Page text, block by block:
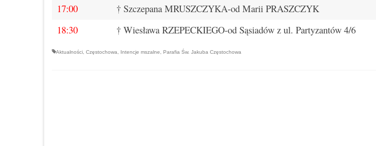
17:00
† Szczepana MRUSZCZYKA-od Marii PRASZCZYK
18:30
† Wiesława RZEPECKIEGO-od Sąsiadów z ul. Partyzantów 4/6
Aktualności, Częstochowa, Intencje mszalne, Parafia Św. Jakuba Częstochowa